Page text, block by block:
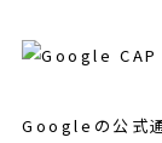
Googleの公式